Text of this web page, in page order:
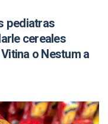
pediatras
cereales
o Nestum a